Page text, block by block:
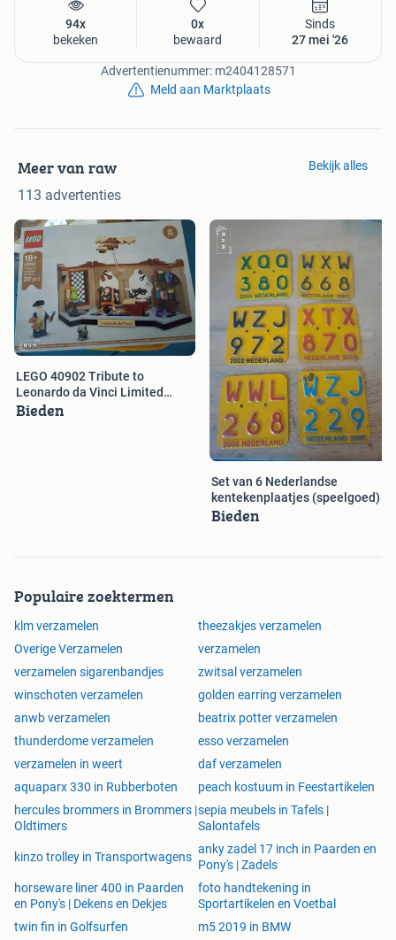
94x
bekeken
0x
bewaard
Sinds
27 mei '26
Advertentienummer: m2404128571
Meld aan Marktplaats
Meer van raw
113 advertenties
Bekijk alles
LEGO 40902 Tribute to
Leonardo da Vinci Limited
Edition
Bieden
Set van 6 Nederlandse
kentekenplaatjes (speelgoed)
Bieden
Populaire zoektermen
klm verzamelen
theezakjes verzamelen
Overige Verzamelen
verzamelen
verzamelen sigarenbandjes
zwitsal verzamelen
winschoten verzamelen
golden earring verzamelen
anwb verzamelen
beatrix potter verzamelen
thunderdome verzamelen
esso verzamelen
verzamelen in weert
daf verzamelen
aquaparx 330 in Rubberboten
peach kostuum in Feestartikelen
hercules brommers in Brommers |
Oldtimers
sepia meubels in Tafels |
Salontafels
kinzo trolley in Transportwagens
anky zadel 17 inch in Paarden en
Pony's | Zadels
horseware liner 400 in Paarden
en Pony's | Dekens en Dekjes
foto handtekening in
Sportartikelen en Voetbal
twin fin in Golfsurfen
m5 2019 in BMW